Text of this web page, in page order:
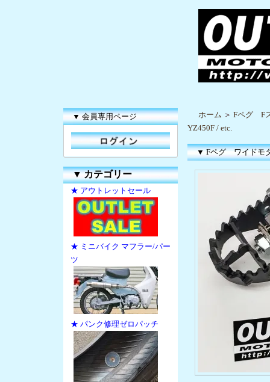
▼ 会員専用ページ
▼カテゴリー
★ アウトレットセール
★ ミニバイク マフラー/パー
ツ
★ パンク修理ゼロパッチ
ホーム ＞ Fペグ F
YZ450F / etc.
▼ Fペグ ワイドモ